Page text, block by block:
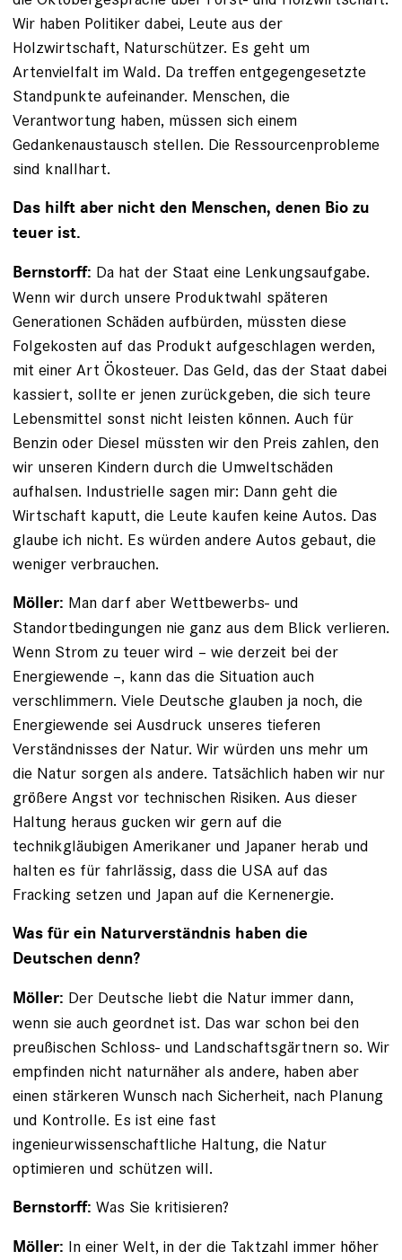
Wir haben Politiker dabei, Leute aus der
Holzwirtschaft, Naturschützer. Es geht um
Artenvielfalt im Wald. Da treffen entgegengesetzte
Standpunkte aufeinander. Menschen, die
Verantwortung haben, müssen sich einem
Gedankenaustausch stellen. Die Ressourcenprobleme
sind knallhart.
Das hilft aber nicht den Menschen, denen Bio zu
teuer ist.
Bernstorff: Da hat der Staat eine Lenkungsaufgabe.
Wenn wir durch unsere Produktwahl späteren
Generationen Schäden aufbürden, müssten diese
Folgekosten auf das Produkt aufgeschlagen werden,
mit einer Art Ökosteuer. Das Geld, das der Staat dabei
kassiert, sollte er jenen zurückgeben, die sich teure
Lebensmittel sonst nicht leisten können. Auch für
Benzin oder Diesel müssten wir den Preis zahlen, den
wir unseren Kindern durch die Umweltschäden
aufhalsen. Industrielle sagen mir: Dann geht die
Wirtschaft kaputt, die Leute kaufen keine Autos. Das
glaube ich nicht. Es würden andere Autos gebaut, die
weniger verbrauchen.
Möller: Man darf aber Wettbewerbs- und
Standortbedingungen nie ganz aus dem Blick verlieren.
Wenn Strom zu teuer wird – wie derzeit bei der
Energiewende –, kann das die Situation auch
verschlimmern. Viele Deutsche glauben ja noch, die
Energie­wende sei Ausdruck unseres tieferen
Verständnisses der Natur. Wir würden uns mehr um
die Natur sorgen als andere. Tatsächlich haben wir nur
größere Angst vor technischen Risiken. Aus dieser
Haltung heraus gucken wir gern auf die
technikgläubigen Amerikaner und Japaner herab und
halten es für fahrlässig, dass die USA auf das
Fracking setzen und Japan auf die Kernenergie.
Was für ein Naturverständnis haben die
Deutschen denn?
Möller: Der Deutsche liebt die Natur immer dann,
wenn sie auch geordnet ist. Das war schon bei den
preußischen Schloss- und Landschaftsgärtnern so. Wir
empfinden nicht naturnäher als andere, haben aber
einen stärkeren Wunsch nach Sicherheit, nach Planung
und Kontrolle. Es ist eine fast
ingenieurwissenschaftliche Haltung, die Natur
optimieren und schützen will.
Bernstorff: Was Sie kritisieren?
Möller: In einer Welt, in der die Taktzahl immer höher